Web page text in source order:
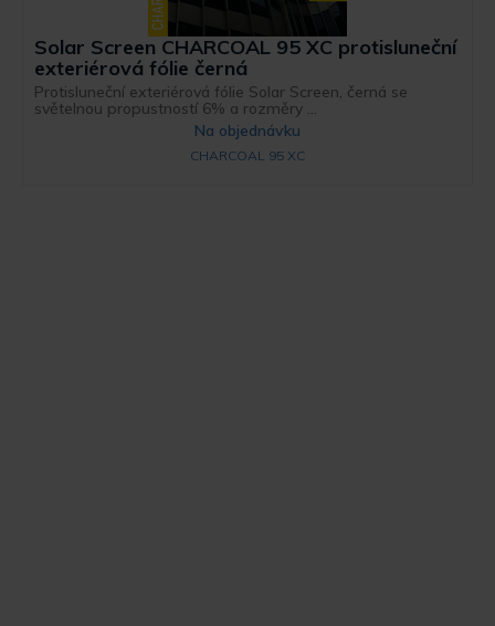
Solar Screen CHARCOAL 95 XC protisluneční
exteriérová fólie černá
Protisluneční exteriérová fólie Solar Screen, černá se
světelnou propustností 6% a rozměry ...
Na objednávku
CHARCOAL 95 XC